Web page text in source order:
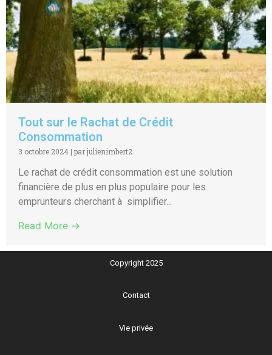
Tout sur le Rachat de Crédit
Consommation
3 octobre 2024 | par julienimbert2
Le rachat de crédit consommation est une solution
financière de plus en plus populaire pour les
emprunteurs cherchant à simplifier...
Read More →
Copyright 2025
Contact
Vie privée